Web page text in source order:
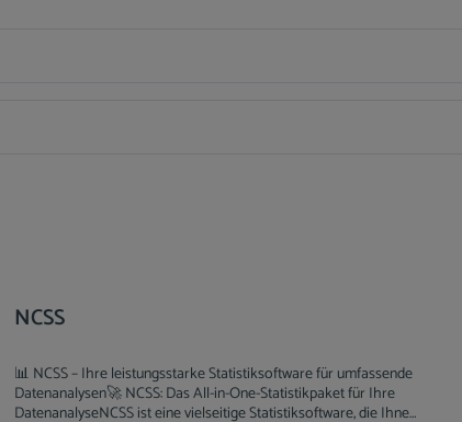
NCSS
📊 NCSS – Ihre leistungsstarke Statistiksoftware für umfassende
Datenanalysen🚀 NCSS: Das All-in-One-Statistikpaket für Ihre
DatenanalyseNCSS ist eine vielseitige Statistiksoftware, die Ihnen